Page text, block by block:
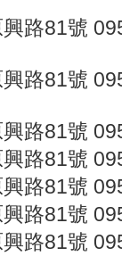
路81號
路81號
路81號
路81號
路81號
路81號
路81號